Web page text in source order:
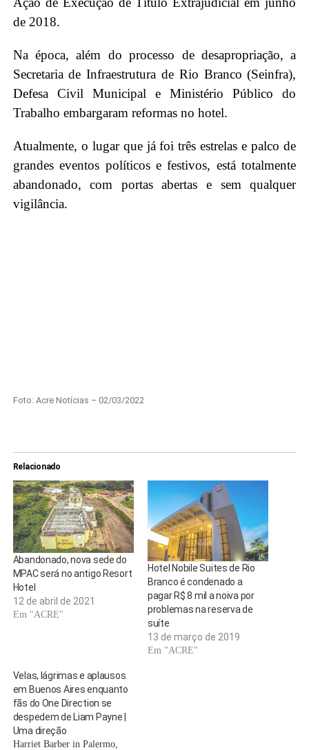
de 2018.
Na época, além do processo de desapropriação, a
Secretaria de Infraestrutura de Rio Branco (Seinfra),
Defesa Civil Municipal e Ministério Público do
Trabalho embargaram reformas no hotel.
Atualmente, o lugar que já foi três estrelas e palco de
grandes eventos políticos e festivos, está totalmente
abandonado, com portas abertas e sem qualquer
vigilância.
Foto: Acre Notícias – 02/03/2022
Relacionado
Abandonado, nova sede do
MPAC será no antigo Resort
Hotel
12 de abril de 2021
Em "ACRE"
Hotel Nobile Suites de Rio
Branco é condenado a
pagar R$ 8 mil a noiva por
problemas na reserva de
suíte
13 de março de 2019
Em "ACRE"
Velas, lágrimas e aplausos
em Buenos Aires enquanto
fãs do One Direction se
despedem de Liam Payne |
Uma direção
Harriet Barber in Palermo,